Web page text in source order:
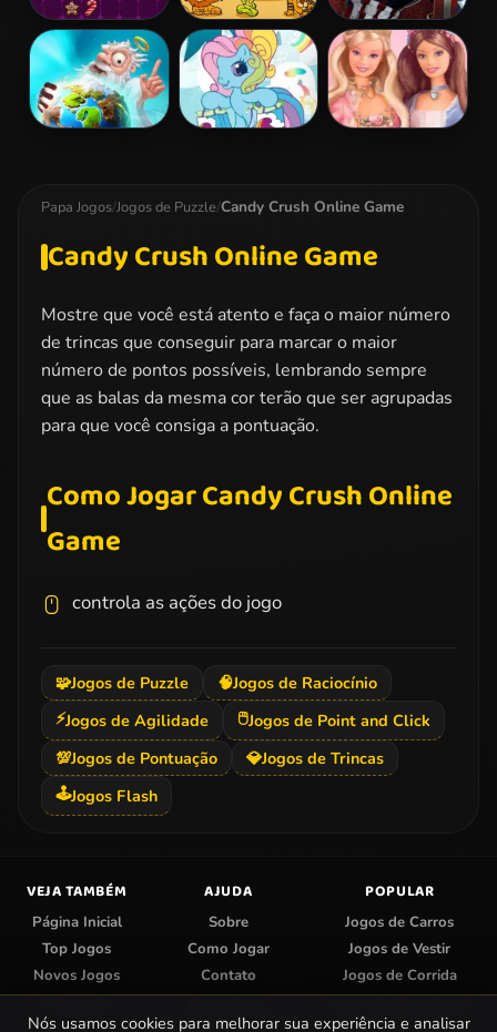
Drop Match 3 Kids Puzzle Captain
America Civil
War Jigsaw
Papa Jogos/Jogos de Puzzle/Candy Crush Online Game
Candy Crush Online Game
Mostre que você está atento e faça o maior número
de trincas que conseguir para marcar o maior
número de pontos possíveis, lembrando sempre
que as balas da mesma cor terão que ser agrupadas
para que você consiga a pontuação.
Como Jogar Candy Crush Online
Game
controla as ações do jogo
🧩Jogos de Puzzle 🧠Jogos de Raciocínio
⚡Jogos de Agilidade 🖱️Jogos de Point and Click
💯Jogos de Pontuação 💎Jogos de Trincas
🕹️Jogos Flash
VEJA TAMBÉM
Página Inicial
Top Jogos
Novos Jogos
Categorias
AJUDA
Sobre
Como Jogar
Contato
Enviar Jogo
POPULAR
Jogos de Carros
Jogos de Vestir
Jogos de Corrida
Jogos do Papa Louie
Nós usamos cookies para melhorar sua experiência e analisar